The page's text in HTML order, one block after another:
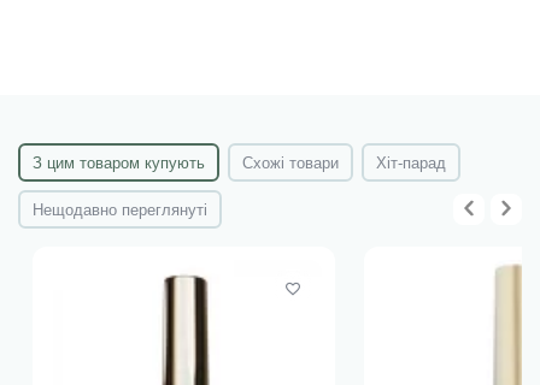
З цим товаром купують Схожі товари Хіт-парад
Нещодавно переглянуті